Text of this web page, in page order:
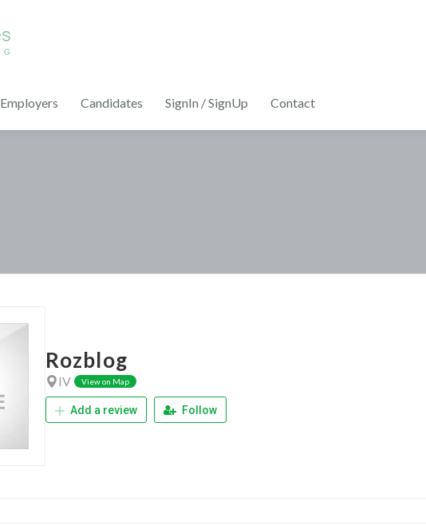
Employers Candidates SignIn / SignUp Contact
Rozblog
IV View on Map
Add a review Follow